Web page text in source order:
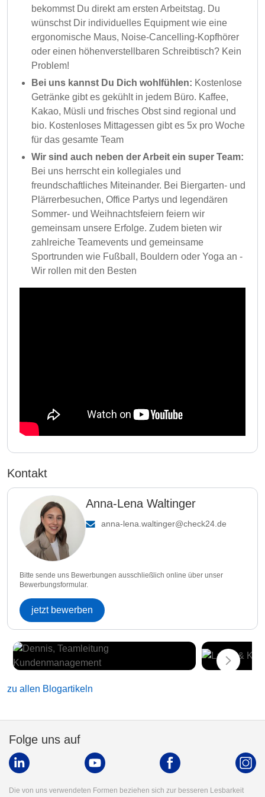
bekommst Du direkt am ersten Arbeitstag. Du
wünschst Dir individuelles Equipment wie eine
ergonomische Maus, Noise-Cancelling-Kopfhörer
oder einen höhenverstellbaren Schreibtisch? Kein
Problem!
Bei uns kannst Du Dich wohlfühlen: Kostenlose
Getränke gibt es gekühlt in jedem Büro. Kaffee,
Kakao, Müsli und frisches Obst sind regional und
bio. Kostenloses Mittagessen gibt es 5x pro Woche
für das gesamte Team
Wir sind auch neben der Arbeit ein super Team:
Bei uns herrscht ein kollegiales und
freundschaftliches Miteinander. Bei Biergarten- und
Plärrerbesuchen, Office Partys und legendären
Sommer- und Weihnachtsfeiern feiern wir
gemeinsam unsere Erfolge. Zudem bieten wir
zahlreiche Teamevents und gemeinsame
Sportrunden wie Fußball, Bouldern oder Yoga an -
Wir rollen mit den Besten
Kontakt
Anna-Lena Waltinger
anna-lena.waltinger@check24.de
Bitte sende uns Bewerbungen ausschließlich online über unser
Bewerbungsformular.
jetzt bewerben
zu allen Blogartikeln
Folge uns auf
Die von uns verwendeten Formen beziehen sich zur besseren Lesbarkeit